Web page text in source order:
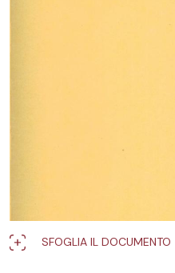
SFOGLIA IL DOCUMENTO